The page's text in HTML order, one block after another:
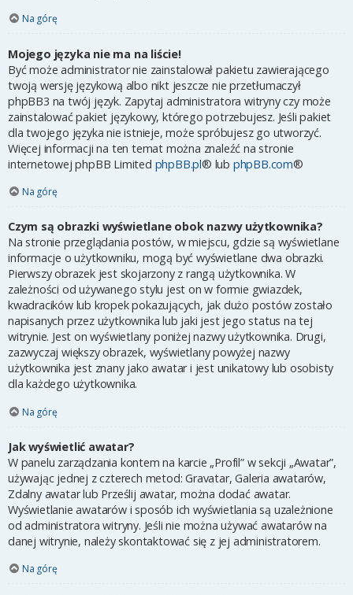
Na górę
Mojego języka nie ma na liście!
Być może administrator nie zainstalował pakietu zawierającego
twoją wersję językową albo nikt jeszcze nie przetłumaczył
phpBB3 na twój język. Zapytaj administratora witryny czy może
zainstalować pakiet językowy, którego potrzebujesz. Jeśli pakiet
dla twojego języka nie istnieje, może spróbujesz go utworzyć.
Więcej informacji na ten temat można znaleźć na stronie
internetowej phpBB Limited phpBB.pl® lub phpBB.com®
Na górę
Czym są obrazki wyświetlane obok nazwy użytkownika?
Na stronie przeglądania postów, w miejscu, gdzie są wyświetlane
informacje o użytkowniku, mogą być wyświetlane dwa obrazki.
Pierwszy obrazek jest skojarzony z rangą użytkownika. W
zależności od używanego stylu jest on w formie gwiazdek,
kwadracików lub kropek pokazujących, jak dużo postów zostało
napisanych przez użytkownika lub jaki jest jego status na tej
witrynie. Jest on wyświetlany poniżej nazwy użytkownika. Drugi,
zazwyczaj większy obrazek, wyświetlany powyżej nazwy
użytkownika jest znany jako awatar i jest unikatowy lub osobisty
dla każdego użytkownika.
Na górę
Jak wyświetlić awatar?
W panelu zarządzania kontem na karcie „Profil” w sekcji „Awatar”,
używając jednej z czterech metod: Gravatar, Galeria awatarów,
Zdalny awatar lub Prześlij awatar, można dodać awatar.
Wyświetlanie awatarów i sposób ich wyświetlania są uzależnione
od administratora witryny. Jeśli nie można używać awatarów na
danej witrynie, należy skontaktować się z jej administratorem.
Na górę